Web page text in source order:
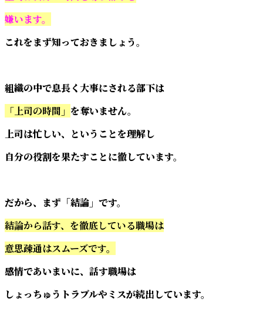
嫌います。
これをまず知っておきましょう。
組織の中で息長く大事にされる部下は
「上司の時間」 を奪いません。
上司は忙しい、ということを理解し
自分の役割を果たすことに徹しています。
だから、まず「結論」です。
結論から話す、を徹底している職場は
意思疎通はスムーズです。
感情であいまいに、話す職場は
しょっちゅうトラブルやミスが続出しています。